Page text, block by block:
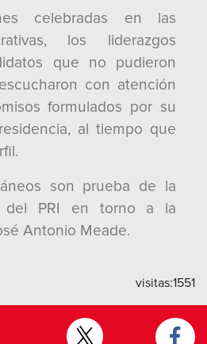
celebradas en las
los liderazgos
que no pudieron
con atención
formulados por su
al tiempo que
son prueba de la
del PRI en torno a la
Antonio Meade.
visitas:1551